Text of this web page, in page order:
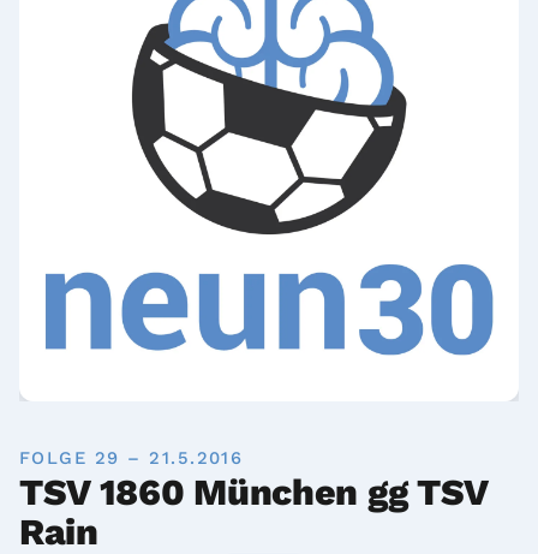
FOLGE 29 – 21.5.2016
TSV 1860 München gg TSV
Rain